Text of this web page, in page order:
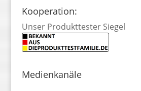
Kooperation:
Unser Produkttester Siegel
Medienkanäle